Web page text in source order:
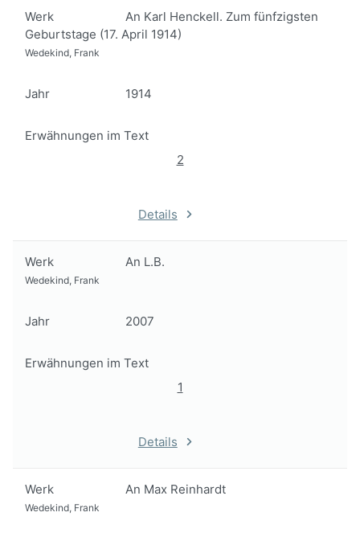
Werk
An Karl Henckell. Zum fünfzigsten
Geburtstage (17. April 1914)
Wedekind, Frank
Jahr 1914
Erwähnungen im Text
2
Details
Werk An L.B.
Wedekind, Frank
Jahr 2007
Erwähnungen im Text
1
Details
Werk An Max Reinhardt
Wedekind, Frank